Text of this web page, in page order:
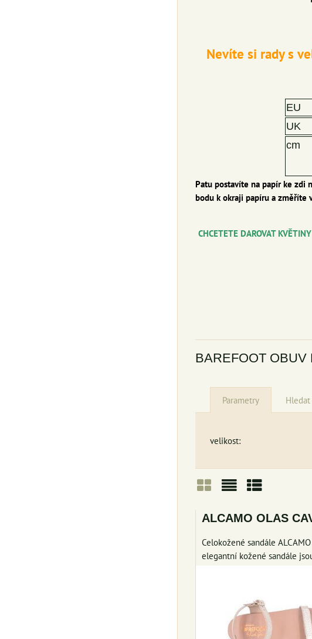
Nevíte si rady s
EU
UK
cm
Patu postavíte na papír ke zdi
bodu k okraji papíru a změříte
CHCETETE DAROVAT
BAREFOOT OBUV
Parametry
velikost:
Mřížka
ALCAMO OLAS
Celokožené sandále
elegantní kožené sandále